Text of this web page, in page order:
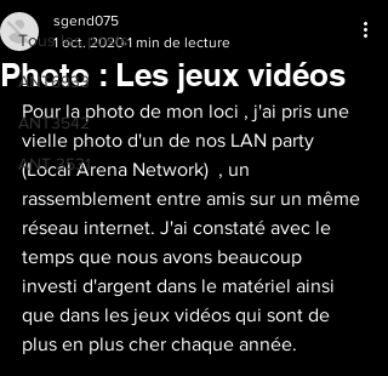
Tous les posts
ANT6933
ANT3542
ANT 3531
Photo : Les jeux vidéos
sgend075
1 oct. 2020 1 min de lecture
Pour la photo de mon loci , j'ai pris une
vielle photo d'un de nos LAN party
(Local Arena Network)  , un
rassemblement entre amis sur un même
réseau internet. J'ai constaté avec le
temps que nous avons beaucoup
investi d'argent dans le matériel ainsi
que dans les jeux vidéos qui sont de
plus en plus cher chaque année.